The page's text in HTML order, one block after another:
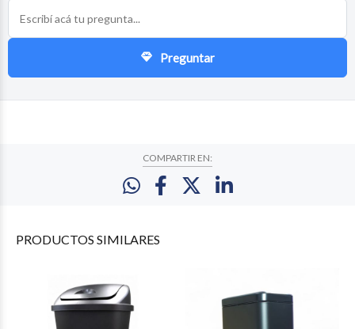
Preguntar
COMPARTIR EN:
PRODUCTOS SIMILARES